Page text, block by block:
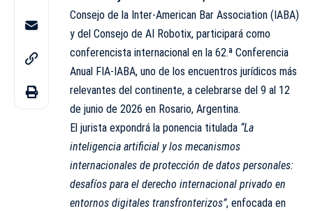
Consejo de la Inter-American Bar Association (IABA)
y del Consejo de AI Robotix, participará como
conferencista internacional en la 62.ª Conferencia
Anual FIA-IABA, uno de los encuentros jurídicos más
relevantes del continente, a celebrarse del 9 al 12
de junio de 2026 en Rosario, Argentina.
El jurista expondrá la ponencia titulada “La
inteligencia artificial y los mecanismos
internacionales de protección de datos personales:
desafíos para el derecho internacional privado en
entornos digitales transfronterizos”, enfocada en